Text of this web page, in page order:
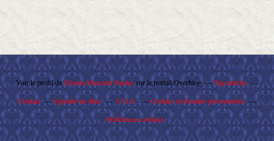
Voir le profil deCitroën Maserati Nantessur le portail Overblog
Top articles
Contact
Signaler un abus C.G.U.
Cookies et données personnelles
Préférences cookies